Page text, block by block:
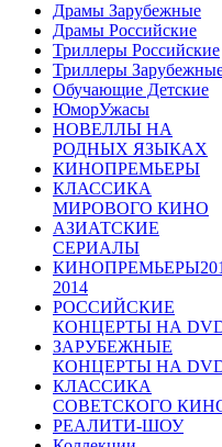
Драмы Зарубежные
Драмы Российские
Триллеры Российские
Триллеры
Обучающие Детские
ЮморУжасы
НОВЕЛЛЫ НА
РОДНЫХ ЯЗЫКАХ
КИНОПРЕМЬЕРЫ
КЛАССИКА
МИРОВОГО КИНО
АЗИАТСКИЕ
СЕРИАЛЫ
2014
РОССИЙСКИЕ
КОНЦЕРТЫ НА
ЗАРУБЕЖНЫЕ
КОНЦЕРТЫ НА
КЛАССИКА
СОВЕТСКОГО
РЕАЛИТИ-ШОУ